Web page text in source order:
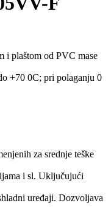
i plaštom od PVC mase
+70 0C; pri polaganju 0
za srednje teške
i sl. Uključujući
uređaji. Dozvoljava